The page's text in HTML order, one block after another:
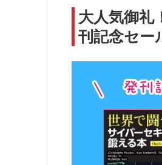
大人気御礼
刊記念セー